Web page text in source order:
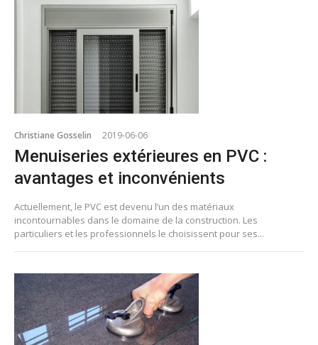
Christiane Gosselin 2019-06-06
Menuiseries extérieures en PVC :
avantages et inconvénients
Actuellement, le PVC est devenu l’un des matériaux
incontournables dans le domaine de la construction. Les
particuliers et les professionnels le choisissent pour ses...